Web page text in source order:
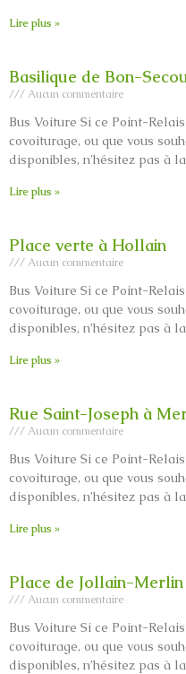
Lire plus »
Basilique de Bon-
Aucun commentaire
Bus Voiture Si ce Point-
covoiturage, ou que vous
disponibles, n’hésitez pas à
Lire plus »
Place verte à Hollain
Aucun commentaire
Bus Voiture Si ce Point-
covoiturage, ou que vous
disponibles, n’hésitez pas à
Lire plus »
Rue Saint-Joseph à
Aucun commentaire
Bus Voiture Si ce Point-
covoiturage, ou que vous
disponibles, n’hésitez pas à
Lire plus »
Place de Jollain-Merlin
Aucun commentaire
Bus Voiture Si ce Point-
covoiturage, ou que vous
disponibles, n’hésitez pas à